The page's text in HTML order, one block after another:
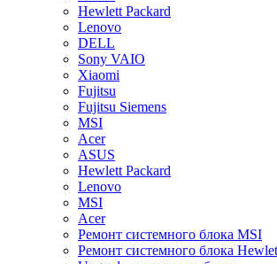
Hewlett Packard
Lenovo
DELL
Sony VAIO
Xiaomi
Fujitsu
Fujitsu Siemens
MSI
Acer
ASUS
Hewlett Packard
Lenovo
MSI
Acer
Ремонт системного блока MSI
Ремонт системного блока